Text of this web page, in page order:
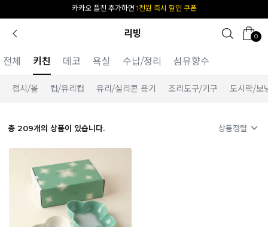
[공식몰 단독] 앱 다운받고2% 결제 할인 받기
리빙 0
전체 키친 데코 욕실 수납/정리 섬유향수
접시/볼 컵/유리컵 유리/실리콘 용기 조리도구/기구 도시락/보
총 209개의 상품이 있습니다. 상품정렬